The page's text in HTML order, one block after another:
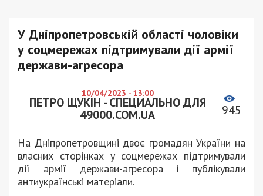
У Дніпропетровській області чоловіки
у соцмережах підтримували дії армії
держави-агресора
10/04/2023 - 13:00
ПЕТРО ЩУКІН - СПЕЦИАЛЬНО ДЛЯ
49000.COM.UA
945
На Дніпропетровщині двоє громадян України на
власних сторінках у соцмережах підтримували
дії армії держави-агресора і публікували
антиукраїнські матеріали.